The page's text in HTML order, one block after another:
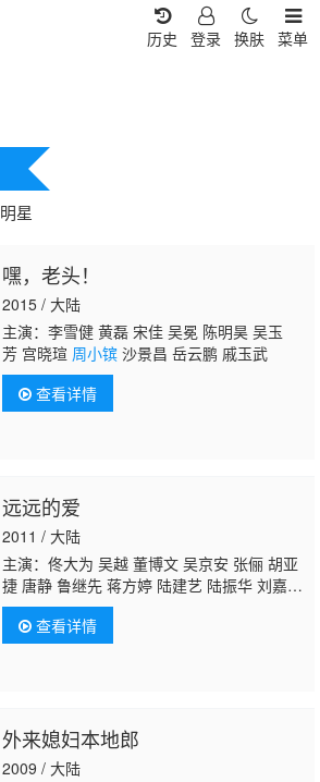
菜单
换肤
登录
历史
明星
嘿，老头！
2015 / 大陆
主演：李雪健 黄磊 宋佳 吴冕 陈明昊 吴玉
芳 宫晓瑄 周小镔沙景昌 岳云鹏 戚玉武
查看详情
远远的爱
2011 / 大陆
主演：佟大为 吴越 董博文 吴京安 张俪 胡亚
捷 唐静 鲁继先 蒋方婷 陆建艺 陆振华 刘嘉
羽 张新华 顾宇峰 孙晓鹏 唐磊
查看详情
外来媳妇本地郎
2009 / 大陆